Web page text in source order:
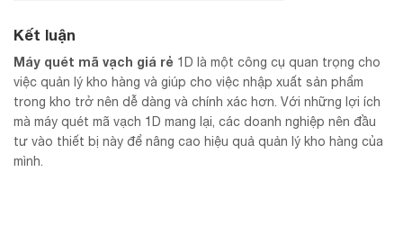
Kết luận
Máy quét mã vạch giá rẻ 1D là một công cụ quan trọng cho
việc quản lý kho hàng và giúp cho việc nhập xuất sản phẩm
trong kho trở nên dễ dàng và chính xác hơn. Với những lợi ích
mà máy quét mã vạch 1D mang lại, các doanh nghiệp nên đầu
tư vào thiết bị này để nâng cao hiệu quả quản lý kho hàng của
mình.